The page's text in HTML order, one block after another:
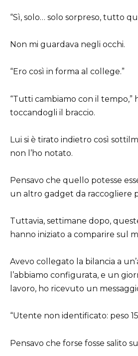
“Sì, solo… solo sorpreso, tutto
Non mi guardava negli occhi.
“Ero così in forma al college.”
“Tutti cambiamo con il tempo,”
toccandogli il braccio.
Lui si è tirato indietro così
non l’ho notato.
Pensavo che quello potesse
un altro gadget da raccogliere
Tuttavia, settimane dopo,
hanno iniziato a comparire sul
Avevo collegato la bilancia a
l’abbiamo configurata, e un
lavoro, ho ricevuto un
“Utente non identificato: peso
Pensavo che forse fosse salito